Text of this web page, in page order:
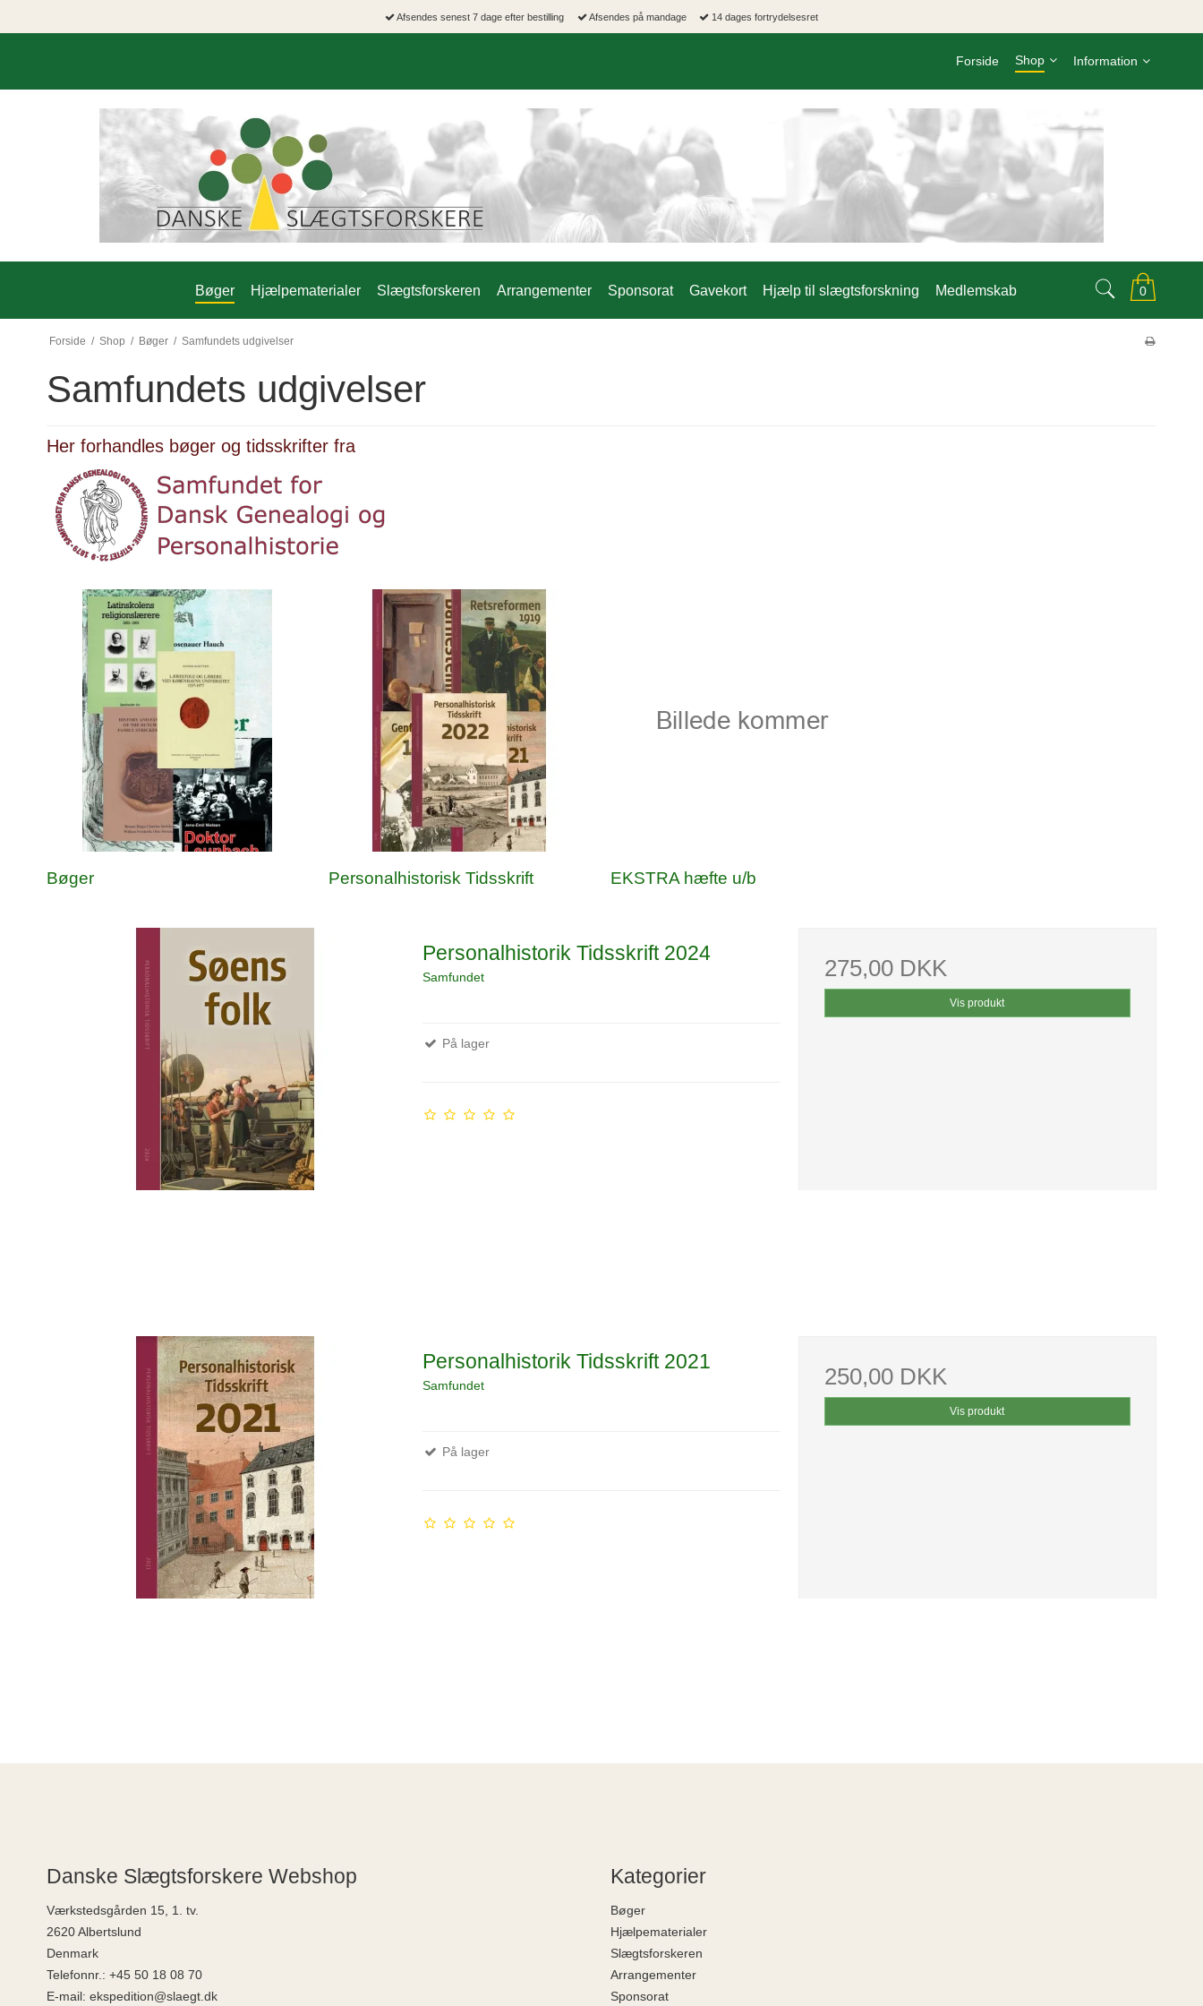
Afsendes senest 7 dage efter bestilling Afsendes på mandage 14 dages fortrydelsesret
Forside Shop Information
0
Bøger Hjælpematerialer Slægtsforskeren Arrangementer Sponsorat Gavekort Hjælp til slægtsforskning Medlemskab
Forside / Shop / Bøger / Samfundets udgivelser
Samfundets udgivelser
Her forhandles bøger og tidsskrifter fra
Bøger Personalhistorisk Tidsskrift EKSTRA hæfte u/b
Personalhistorik Tidsskrift 2024
Samfundet
På lager
275,00 DKK
Vis produkt
Personalhistorik Tidsskrift 2021
Samfundet
På lager
250,00 DKK
Vis produkt
Danske Slægtsforskere Webshop
Værkstedsgården 15, 1. tv.
2620 Albertslund
Denmark
Telefonnr. : +45 50 18 08 70
E-mail: ekspedition@slaegt.dk
Kategorier
Bøger
Hjælpematerialer
Slægtsforskeren
Arrangementer
Sponsorat